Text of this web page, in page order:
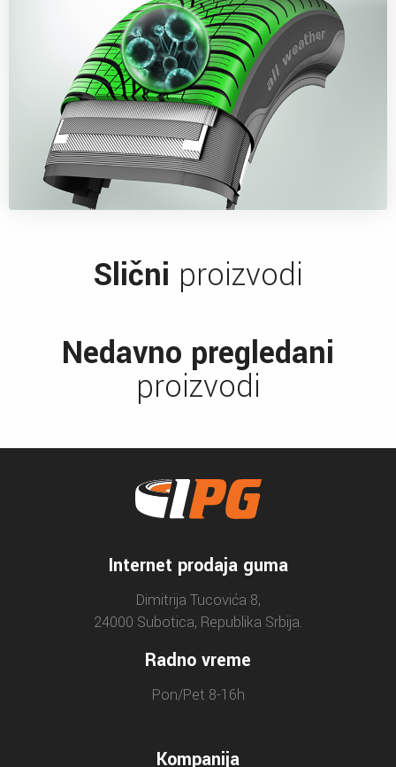
Slični proizvodi
Nedavno pregledani
proizvodi
Internet prodaja guma
Dimitrija Tucovića 8,
24000 Subotica, Republika Srbija.
Radno vreme
Pon/Pet 8-16h
Kompanija